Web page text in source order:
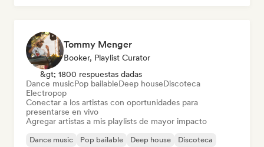
Tommy Menger
Booker, Playlist Curator
&gt; 1800 respuestas dadas
Dance musicPop bailableDeep houseDiscoteca
Electropop
Conectar a los artistas con oportunidades para
presentarse en vivo
Agregar artistas a mis playlists de mayor impacto
Dance music Pop bailable Deep house
Discoteca